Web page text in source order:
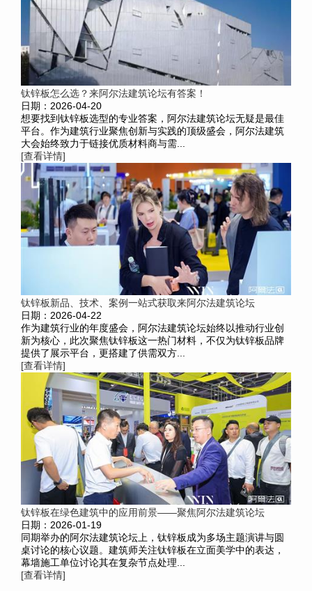
钛锌板怎么选？来阿尔法建筑论坛有答案！
日期：2026-04-20
想要找到钛锌板选型的专业答案，阿尔法建筑论坛无疑是最佳
平台。作为建筑行业聚焦创新与实践的顶级盛会，阿尔法建筑
大会始终致力于链接优质材料商与需...
[查看详情]
钛锌板新品、技术、案例一站式获取来阿尔法建筑论坛
日期：2026-04-22
作为建筑行业的年度盛会，阿尔法建筑论坛始终以推动行业创
新为核心，此次聚焦钛锌板这一热门材料，不仅为钛锌板品牌
提供了展示平台，更搭建了供需双方...
[查看详情]
钛锌板在绿色建筑中的应用前景——聚焦阿尔法建筑论坛
日期：2026-01-19
同期举办的阿尔法建筑论坛上，钛锌板成为多场主题演讲与圆
桌讨论的核心议题。建筑师关注钛锌板在立面美学中的表达，
幕墙施工单位讨论其在复杂节点处理...
[查看详情]